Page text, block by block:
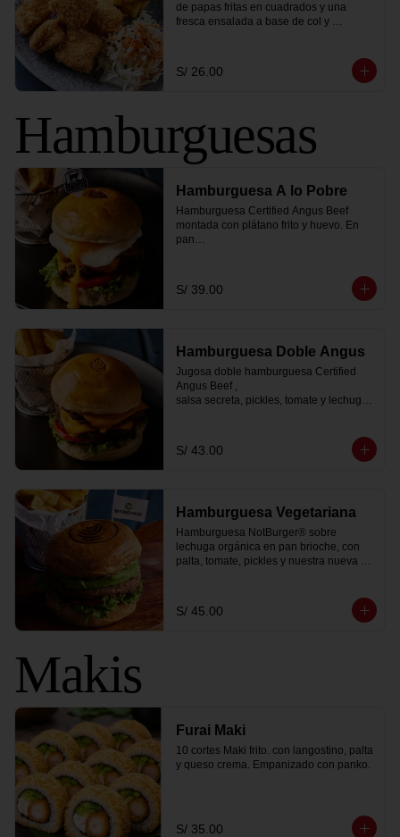
de papas fritas en cuadrados y una
fresca ensalada a base de col y
S/ 26.00
Hamburguesas
Hamburguesa A lo Pobre
Hamburguesa Certified Angus Beef
montada con plátano frito y huevo. En
pan
viene con
papas fritas peruanitas y 1 bebida coca
S/ 39.00
Hamburguesa Doble Angus
Jugosa doble hamburguesa Certified
Angus Beef ,
salsa secreta, pickles, tomate y lechugas
zero
S/ 43.00
Hamburguesa Vegetariana
Hamburguesa NotBurger® sobre
lechuga orgánica en pan brioche, con
palta, tomate, pickles y nuestra nueva y
peruanita frita y 1 coca cola zero.
S/ 45.00
Makis
Furai Maki
10 cortes Maki frito. con langostino, palta
y queso crema. Empanizado con panko.
S/ 35.00